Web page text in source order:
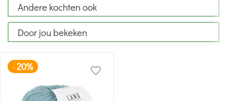
Andere kochten ook
Door jou bekeken
-20%